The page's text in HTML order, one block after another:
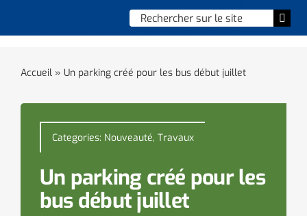
Chercher
:
Vie quotidienne
Enfance, jeunesse & sports
Culture et loisirs
Accueil» Un parking créé pour les bus début juillet
Categories: Nouveauté, Travaux
Un parking créé pour les
bus début juillet